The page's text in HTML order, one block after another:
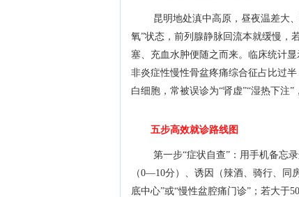
昆明地处滇中高原，昼夜温差大
氧”状态，前列腺静脉回流本就缓慢，
塞、充血水肿便随之而来。临床统计
非炎症性慢性骨盆疼痛综合征占比过
白细胞，常被误诊为“肾虚”“湿热下注”
五步高效就诊路线图
第一步“症状自查”：用手机备忘
（0—10分）、诱因（辣酒、骑行、同
底中心”或“慢性盆腔痛门诊”；若大于